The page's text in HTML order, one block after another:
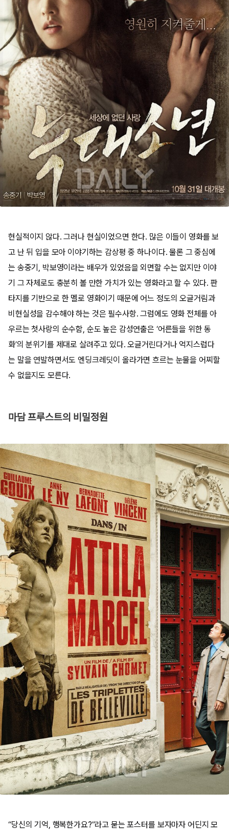
현실적이지 않다. 그러나 현실이었으면 한다. 많은 이들이 영화를 보
고 난 뒤 입을 모아 이야기하는 감상평 중 하나이다. 물론 그 중심에
는 송중기, 박보영이라는 배우가 있었음을 외면할 수는 없지만 이야
기 그 자체로도 충분히 볼 만한 가치가 있는 영화라고 할 수 있다. 판
타지를 기반으로 한 멜로 영화이기 때문에 어느 정도의 오글거림과
비현실성을 감수해야 하는 것은 필수사항. 그럼에도 영화 전체를 아
우르는 첫사랑의 순수함, 순도 높은 감성연출은 ‘어른들을 위한 동
화’의 분위기를 제대로 살려주고 있다. 오글거린다거나 억지스럽다
는 말을 연발하면서도 엔딩크레딧이 올라가면 흐르는 눈물을 어찌할
수 없을지도 모른다.
마담 프루스트의 비밀정원
“당신의 기억, 행복한가요?”라고 묻는 포스터를 보자마자 어딘지 모